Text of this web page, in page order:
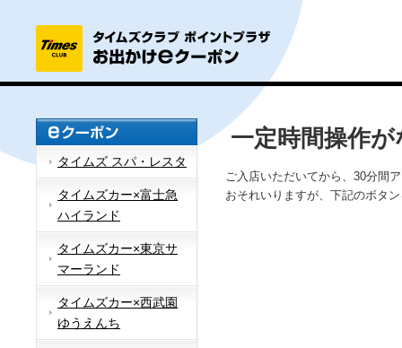
タイムズ スパ・レスタ
タイムズカー×富士急
ハイランド
タイムズカー×東京サ
マーランド
タイムズカー×西武園
ゆうえんち
一定時間操作
ご入店いただいてから、30分間
おそれいりますが、下記のボタ